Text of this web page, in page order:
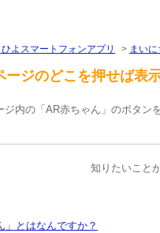
よスマートフォンアプリ > まい
ージのどこを押せば表
ジ内の「AR赤ちゃん」のボタン
知りたいこと
」とはなんですか？